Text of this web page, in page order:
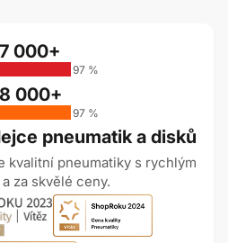
pneumatik a disků
kvalitní pneumatiky s rychlým
za skvělé ceny.
7 000+
97 %
8 000+
97 %